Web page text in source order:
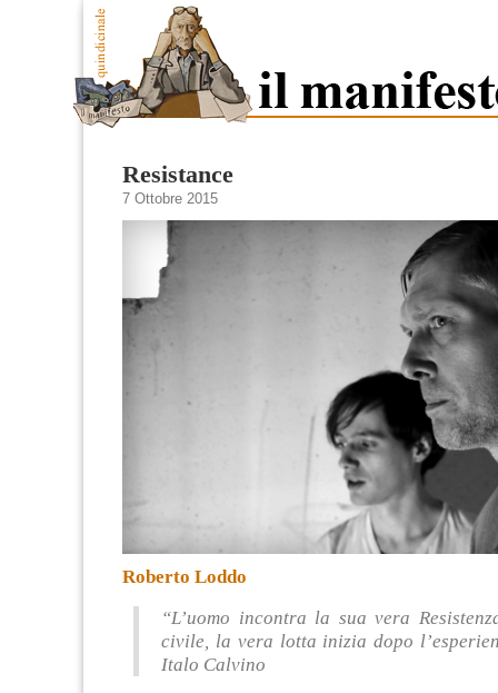
Resistance
7 Ottobre 2015
Roberto Loddo
“L’uomo incontra la sua vera
civile, la vera lotta inizia dopo
Italo Calvino